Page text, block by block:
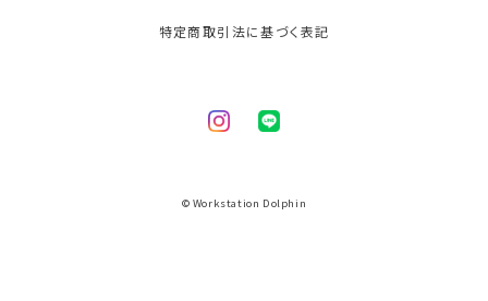
特定商取引法に基づく表記
© Workstation Dolphin